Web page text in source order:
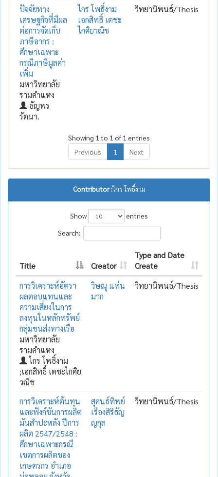
ปัจจัยทาง
เศรษฐกิจที่มีผล
ต่อการจัดเก็บ
ภาษีอากร :
ศึกษาเฉพาะ
กรณีภาษีมูลค่า
เพิ่ม
มหาวิทยาลัย
รามคำแหง
ธัญพร
รัตนา.
ไกร โพธิ์งาม
เอกสิทธิ์ เตชะ
ไกศิยวณิช
วิทยานิพนธ์/Thesis
Showing 1 to 1 of 1 entries
Previous
1 Next
Contributor :ไกร โพธิ์งาม
Show
entries
Search:
Title Creator
Type and Date
Create
การวิเคราะห์อัตรา
ผลตอบแทนและ
ความเสี่ยงในการ
ลงทุนในหลักทรัพย์
กลุ่มขนส่งทางเรือ
มหาวิทยาลัย
รามคำแหง
ไกร โพธิ์งาม
;เอกสิทธิ์ เตชะไกศิย
วณิช
วิษณุ แท่น
มาก
วิทยานิพนธ์/Thesis
การวิเคราะห์ต้นทุน
และฟังก์ชันการผลิต
มันสำปะหลัง ปีการ
ผลิต 2547/2548 :
ศึกษาเฉพาะกรณึ
เขตการผลิตของ
เกษตรกร อำเภอ
สุคนธ์ทิพย์
เรืองสิริธัญ
ญกุล
วิทยานิพนธ์/Thesis